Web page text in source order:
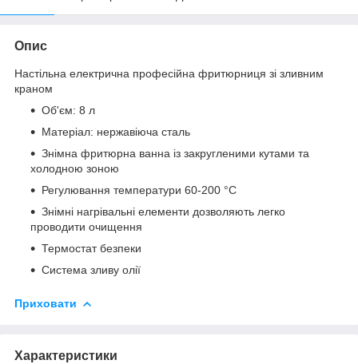
Опис
Настільна електрична професійна фритюрниця зі зливним
краном
Об'єм: 8 л
Матеріал: нержавіюча сталь
Знімна фритюрна ванна із закругленими кутами та
холодною зоною
Регулювання температури 60-200 °C
Знімні нагрівальні елементи дозволяють легко
проводити очищення
Термостат безпеки
Система зливу олії
Приховати
Характеристики